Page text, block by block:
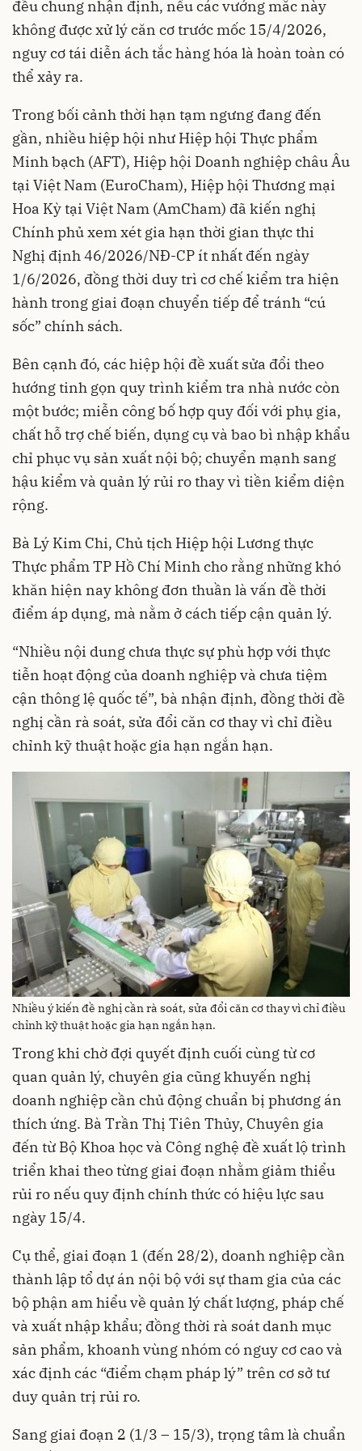
đều chung nhận định, nếu các vướng mắc này
không được xử lý căn cơ trước mốc 15/4/2026,
nguy cơ tái diễn ách tắc hàng hóa là hoàn toàn có
thể xảy ra.
Trong bối cảnh thời hạn tạm ngưng đang đến
gần, nhiều hiệp hội như Hiệp hội Thực phẩm
Minh bạch (AFT), Hiệp hội Doanh nghiệp châu Âu
tại Việt Nam (EuroCham), Hiệp hội Thương mại
Hoa Kỳ tại Việt Nam (AmCham) đã kiến nghị
Chính phủ xem xét gia hạn thời gian thực thi
Nghị định 46/2026/NĐ-CP ít nhất đến ngày
1/6/2026, đồng thời duy trì cơ chế kiểm tra hiện
hành trong giai đoạn chuyển tiếp để tránh “cú
sốc” chính sách.
Bên cạnh đó, các hiệp hội đề xuất sửa đổi theo
hướng tinh gọn quy trình kiểm tra nhà nước còn
một bước; miễn công bố hợp quy đối với phụ gia,
chất hỗ trợ chế biến, dụng cụ và bao bì nhập khẩu
chỉ phục vụ sản xuất nội bộ; chuyển mạnh sang
hậu kiểm và quản lý rủi ro thay vì tiền kiểm diện
rộng.
Bà Lý Kim Chi, Chủ tịch Hiệp hội Lương thực
Thực phẩm TP Hồ Chí Minh cho rằng những khó
khăn hiện nay không đơn thuần là vấn đề thời
điểm áp dụng, mà nằm ở cách tiếp cận quản lý.
“Nhiều nội dung chưa thực sự phù hợp với thực
tiễn hoạt động của doanh nghiệp và chưa tiệm
cận thông lệ quốc tế”, bà nhận định, đồng thời đề
nghị cần rà soát, sửa đổi căn cơ thay vì chỉ điều
chỉnh kỹ thuật hoặc gia hạn ngắn hạn.
Nhiều ý kiến đề nghị cần rà soát, sửa đổi căn cơ thay vì chỉ điều
chỉnh kỹ thuật hoặc gia hạn ngắn hạn.
Trong khi chờ đợi quyết định cuối cùng từ cơ
quan quản lý, chuyên gia cũng khuyến nghị
doanh nghiệp cần chủ động chuẩn bị phương án
thích ứng. Bà Trần Thị Tiên Thủy, Chuyên gia
đến từ Bộ Khoa học và Công nghệ đề xuất lộ trình
triển khai theo từng giai đoạn nhằm giảm thiểu
rủi ro nếu quy định chính thức có hiệu lực sau
ngày 15/4.
Cụ thể, giai đoạn 1 (đến 28/2), doanh nghiệp cần
thành lập tổ dự án nội bộ với sự tham gia của các
bộ phận am hiểu về quản lý chất lượng, pháp chế
và xuất nhập khẩu; đồng thời rà soát danh mục
sản phẩm, khoanh vùng nhóm có nguy cơ cao và
xác định các “điểm chạm pháp lý” trên cơ sở tư
duy quản trị rủi ro.
Sang giai đoạn 2 (1/3 – 15/3), trọng tâm là chuẩn